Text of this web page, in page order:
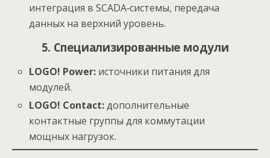
интеграция в SCADA‑системы, передача
данных на верхний уровень.
5. Специализированные модули
LOGO! Power: источники питания для
модулей.
LOGO! Contact:дополнительные
контактные группы для коммутации
мощных нагрузок.